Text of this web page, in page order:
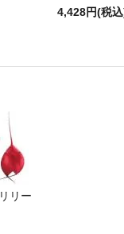
4,428円(税
リー